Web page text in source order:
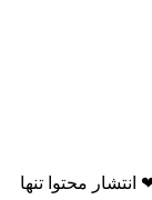
محتوا تنها